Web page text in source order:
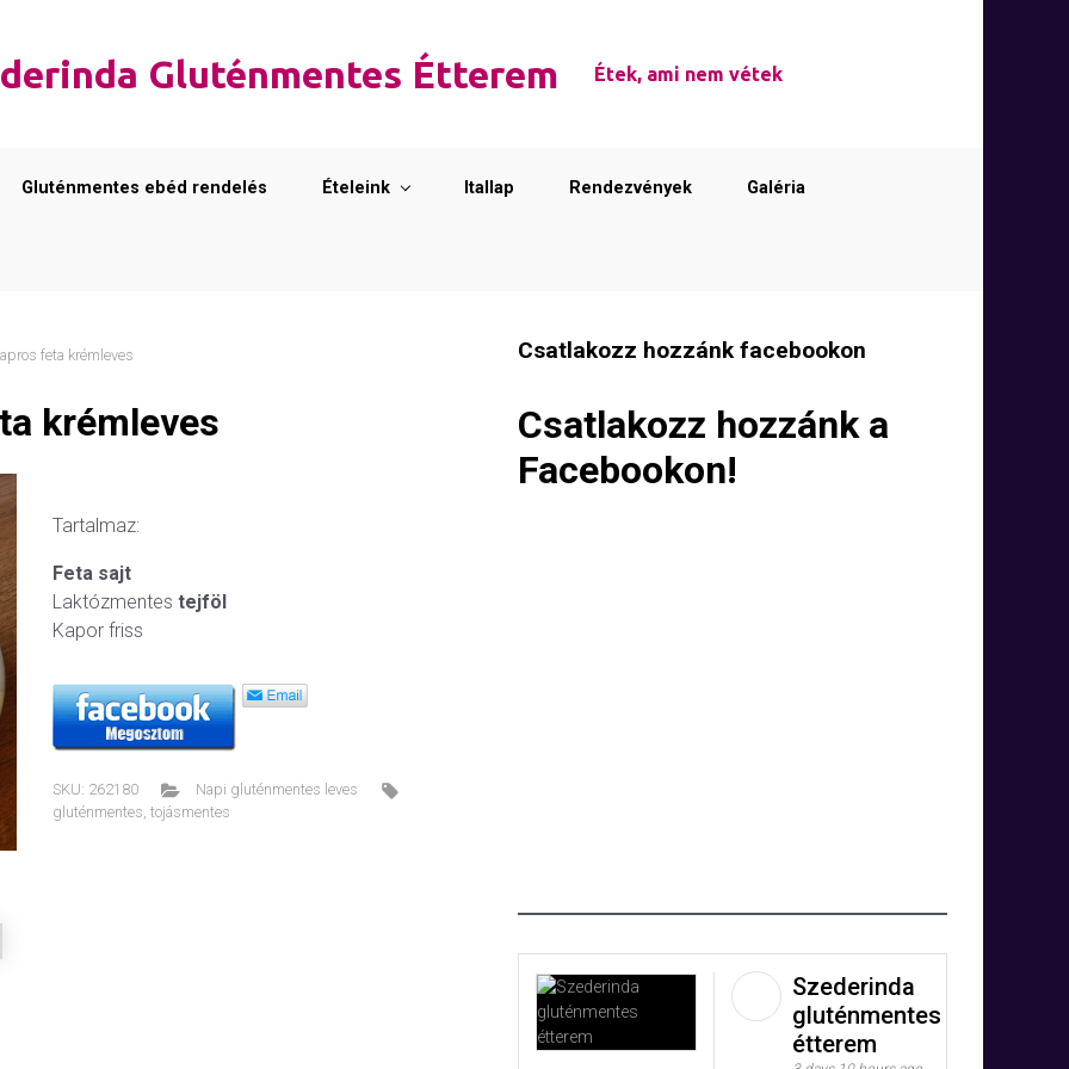
Gluténmentes Étterem Étek, ami nem vétek
Gluténmentes ebéd rendelés Ételeink Itallap Rendezvények Galéria
feta krémleves
krémleves
Tartalmaz:
Feta sajt
Laktózmentes tejföl
Kapor friss
SKU: 262180
Napi gluténmentes leves
gluténmentes, tojásmentes
Csatlakozz hozzánk facebookon
Csatlakozz hozzánk a
Facebookon!
Szederinda
gluténmentes
étterem